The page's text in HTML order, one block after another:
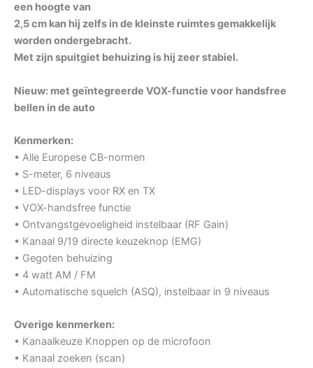
een hoogte van
2,5 cm kan hij zelfs in de kleinste ruimtes gemakkelijk
worden ondergebracht.
Met zijn spuitgiet behuizing is hij zeer stabiel.
Nieuw: met geïntegreerde VOX-functie voor handsfree
bellen in de auto
Kenmerken:
• Alle Europese CB-normen
• S-meter, 6 niveaus
• LED-displays voor RX en TX
• VOX-handsfree functie
• Ontvangstgevoeligheid instelbaar (RF Gain)
• Kanaal 9/19 directe keuzeknop (EMG)
• Gegoten behuizing
• 4 watt AM / FM
• Automatische squelch (ASQ), instelbaar in 9 niveaus
Overige kenmerken:
• Kanaalkeuze Knoppen op de microfoon
• Kanaal zoeken (scan)